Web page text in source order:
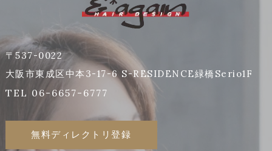
〒537-0022
大阪市東成区中本3-17-6 S-RESIDENCE緑橋Serio1F
TEL 06-6657-6777
無料ディレクトリ登録